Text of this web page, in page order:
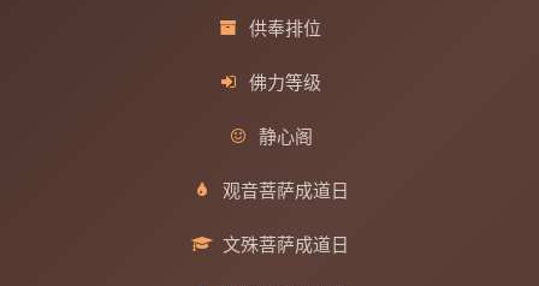
供奉排位
佛力等级
静心阁
观音菩萨成道日
文殊菩萨成道日